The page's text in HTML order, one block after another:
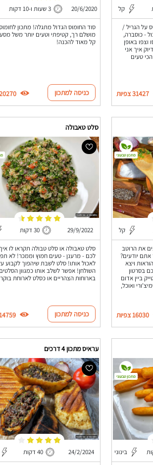
קל
על הגריל /
- כוסברה,
וצפו באופן
איך אני
טעים
31427 צפיות
20/6/2020 3 שעות ו-10 דקות
סוד החומוס הגדול מתגלה! מתכון
מושלם רך, קטיפתי וטעים יותר משל
קל מאוד להכנה!
כניסה למתכון 20270
קל
את הרוטב
אתם יודעים?
ויצא
בסרטון
ביין אדום
ואוכל,
מתכון טבעוני
16030 צפיות
סלט טאבולה
29/9/2022 30 דקות
סלט טאבולה או סלט טבולה תקראו לו
לכם - מרענן - טעים חמוץ וממכר! לא
לאכול אותו! סלט לשבת שיהפוך לקבוע
השולחן! אפשר לשלב אותו כמגוון הסלטים
בארוחות הצהריים או כסלט לארוחת
כניסה למתכון 14759
בינוני
מתכון טבעוני
עראיס מתכון 4 דרכים
24/2/2024 40 דקות